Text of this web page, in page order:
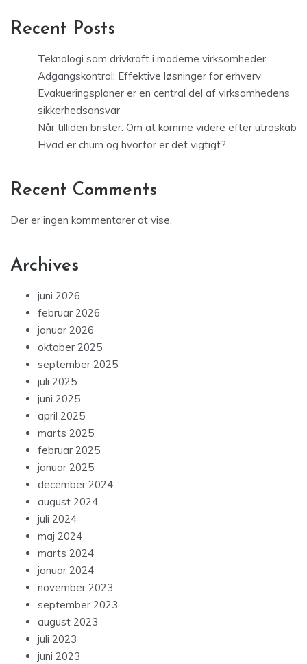
Recent Posts
Teknologi som drivkraft i moderne virksomheder
Adgangskontrol: Effektive løsninger for erhverv
Evakueringsplaner er en central del af virksomhedens
sikkerhedsansvar
Når tilliden brister: Om at komme videre efter utroskab
Hvad er churn og hvorfor er det vigtigt?
Recent Comments
Der er ingen kommentarer at vise.
Archives
juni 2026
februar 2026
januar 2026
oktober 2025
september 2025
juli 2025
juni 2025
april 2025
marts 2025
februar 2025
januar 2025
december 2024
august 2024
juli 2024
maj 2024
marts 2024
januar 2024
november 2023
september 2023
august 2023
juli 2023
juni 2023